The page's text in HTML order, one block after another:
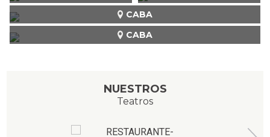
CABA
CABA
NUESTROS
Teatros